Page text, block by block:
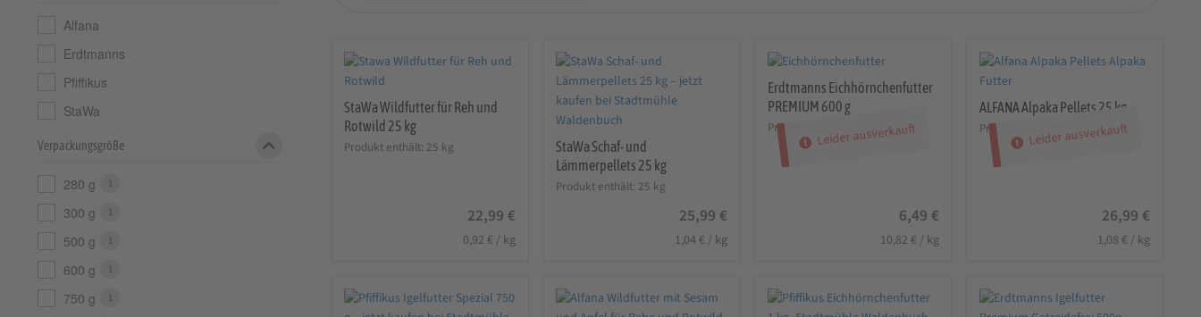
StaWa Wildfutter für Reh und
Rotwild 25 kg
Produkt enthält: 25 kg
22,99 €
0,92 € / kg
StaWa Schaf- und
Lämmerpellets 25 kg
Produkt enthält: 25 kg
25,99 €
1,04 € / kg
Leider ausverkauft
Erdtmanns Eichhörnchenfutter
PREMIUM 600 g
Produkt enthält: 0,600kg
6,49 €
10,82 € / kg
Leider ausverkauft
ALFANA Alpaka Pellets 25 kg
Produkt enthält: 25 kg
26,99€
1,08 € / kg
Alfana
Erdtmanns
Pfiffikus
StaWa
Verpackungsgröße
280 g 1
300 g 1
500 g 1
600 g 1
750 g 1